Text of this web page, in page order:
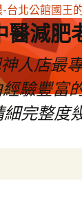
醫減肥
人店最
經驗豐富
完整度